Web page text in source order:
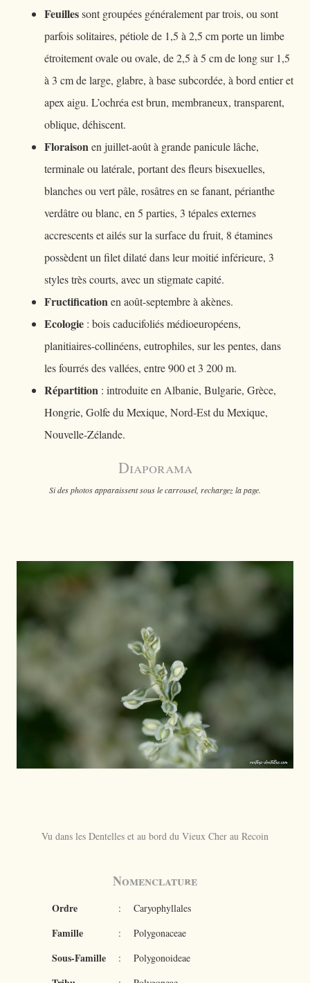
Feuillessont groupées généralement par trois, ou sont
parfois solitaires, pétiole de 1,5 à 2,5 cm porte un limbe
étroitement ovale ou ovale, de 2,5 à 5 cm de long sur 1,5
à 3 cm de large, glabre, à base subcordée, à bord entier et
apex aigu. L’ochréa est brun, membraneux, transparent,
oblique, déhiscent.
Floraisonen juillet-août à grande panicule lâche,
terminale ou latérale, portant des fleurs bisexuelles,
blanches ou vert pâle, rosâtres en se fanant, périanthe
verdâtre ou blanc, en 5 parties, 3 tépales externes
accrescents et ailés sur la surface du fruit, 8 étamines
possèdent un filet dilaté dans leur moitié inférieure, 3
styles très courts, avec un stigmate capité.
Fructificationen août-septembre à akènes.
Ecologie : bois caducifoliés médioeuropéens,
planitiaires-collinéens, eutrophiles, sur les pentes, dans
les fourrés des vallées, entre 900 et 3 200 m.
Répartition : introduite en Albanie, Bulgarie, Grèce,
Hongrie, Golfe du Mexique, Nord-Est du Mexique,
Nouvelle-Zélande.
Diaporama
Si des photos apparaissent sous le carrousel, rechargez la page.
Vu dans les Dentelles et au bord du Vieux Cher au Recoin
Nomenclature
Ordre : Caryophyllales
Famille : Polygonaceae
Sous-Famille : Polygonoideae